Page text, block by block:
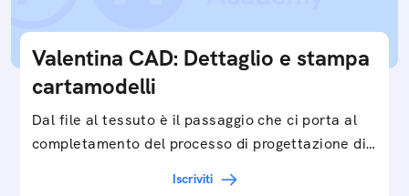
Valentina CAD: Dettaglio e stampa
cartamodelli
Dal file al tessuto è il passaggio che ci porta al
completamento del processo di progettazione di
Iscriviti